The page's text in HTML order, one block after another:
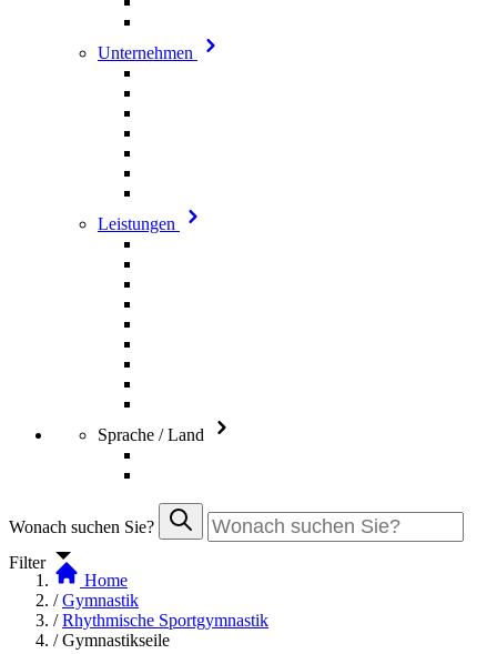
Unternehmen
Leistungen
Sprache / Land
Wonach suchen Sie?
Filter
Home
/ Gymnastik
/ Rhythmische Sportgymnastik
/ Gymnastikseile